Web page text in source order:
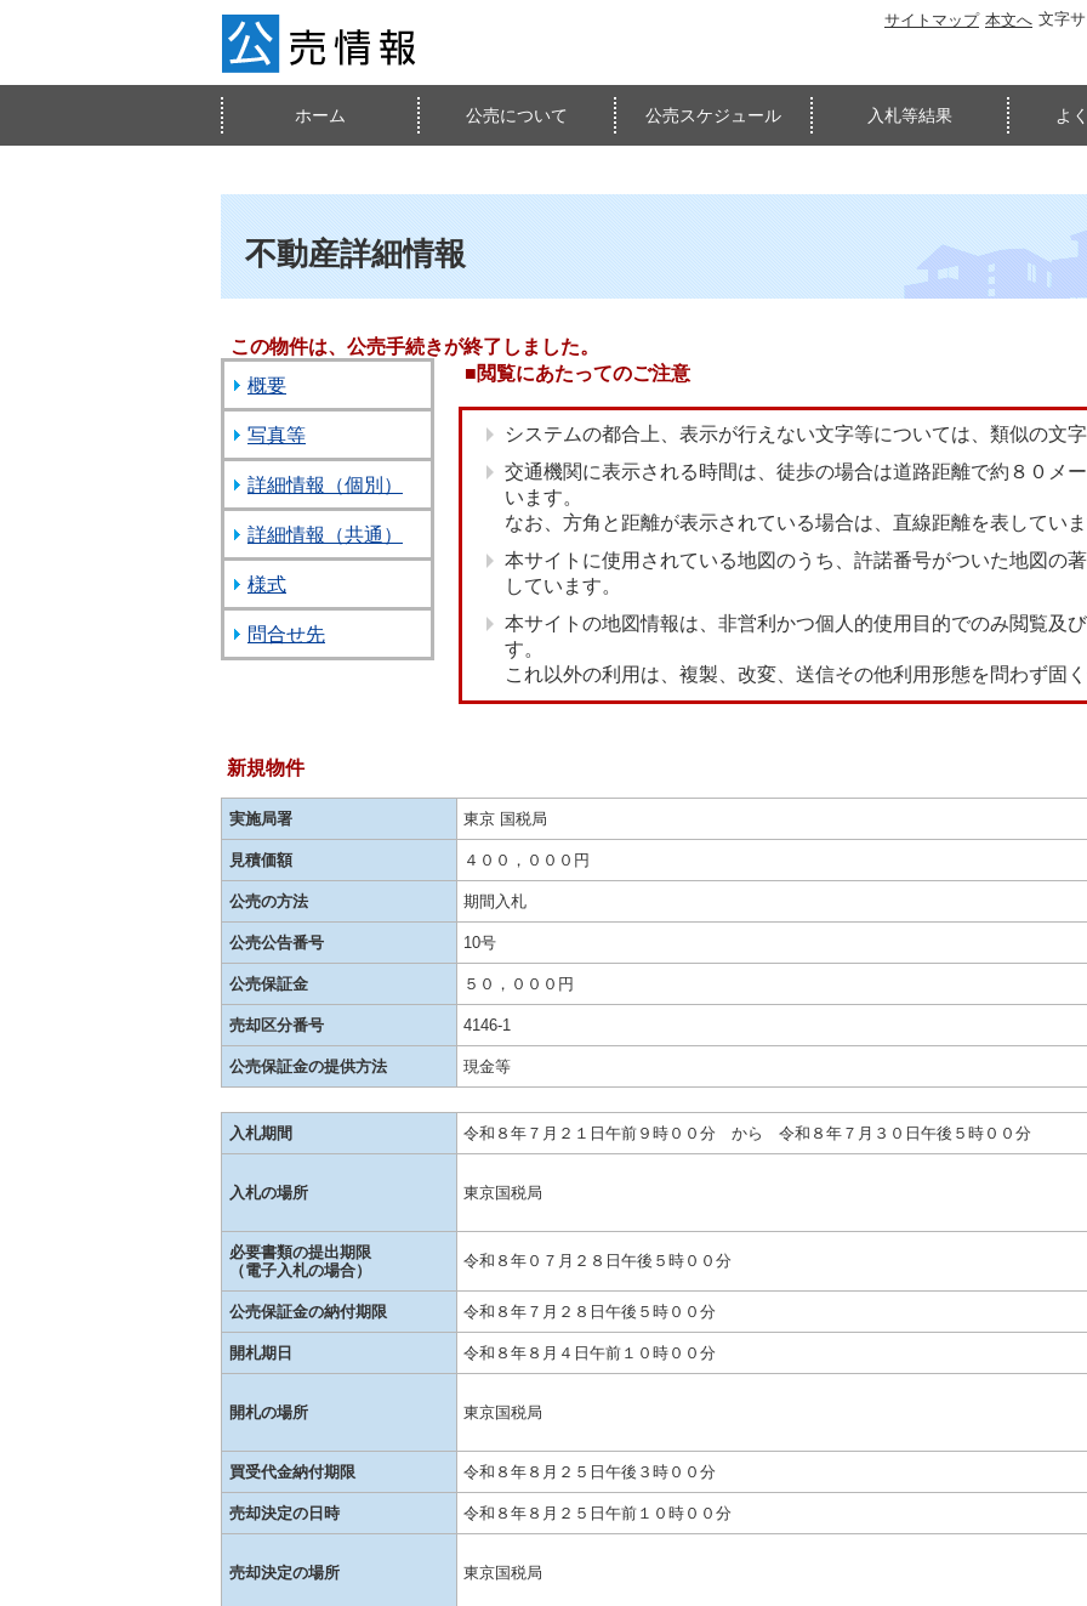
サイトマップ 本文へ 文字
ホーム 公売について 公売スケジュール 入札等結果 よ
不動産詳細情報
この物件は、公売手続きが終了しました。
概要
写真等
詳細情報（個別）
詳細情報（共通）
様式
問合せ先
■閲覧にあたってのご注意
システムの都合上、表示が行えない文字等については、類似の文字
交通機関に表示される時間は、徒歩の場合は道路距離で約８０メ
います。
なお、方角と距離が表示されている場合は、直線距離を表していま
本サイトに使用されている地図のうち、許諾番号がついた地図の
しています。
本サイトの地図情報は、非営利かつ個人的使用目的でのみ閲覧及
す。
これ以外の利用は、複製、改変、送信その他利用形態を問わず固く
新規物件
実施局署 東京 国税局
見積価額 ４００，０００円
公売の方法 期間入札
公売公告番号 10号
公売保証金 ５０，０００円
売却区分番号 4146-1
公売保証金の提供方法 現金等
入札期間 令和８年７月２１日午前９時００分 から 令和８年７月３０日午後５時００分
入札の場所 東京国税局
必要書類の提出期限
（電子入札の場合）
令和８年０７月２８日午後５時００分
公売保証金の納付期限 令和８年７月２８日午後５時００分
開札期日 令和８年８月４日午前１０時００分
開札の場所 東京国税局
買受代金納付期限 令和８年８月２５日午後３時００分
売却決定の日時 令和８年８月２５日午前１０時００分
売却決定の場所 東京国税局